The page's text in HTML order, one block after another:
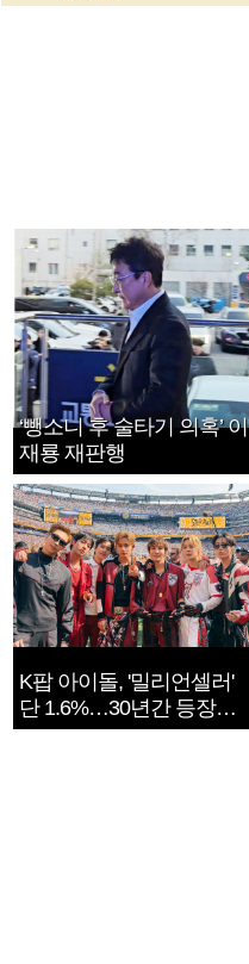
‘뺑소니 후 술타기 의혹’ 이
재룡 재판행
K팝 아이돌, '밀리언셀러'
단 1.6%…30년간 등장
1182개팀 전수조사